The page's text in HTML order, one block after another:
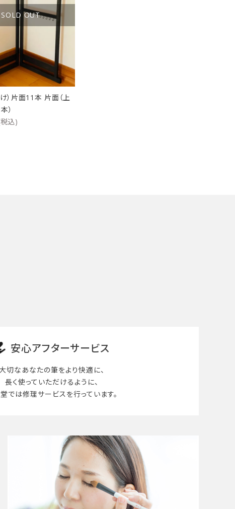
SOLD OUT
）片面11本 片面（上
）
込)
安心アフターサービス
切なあなたの筆をより快適に、
長く使って いただけるように、
では修理サービスを行っています。